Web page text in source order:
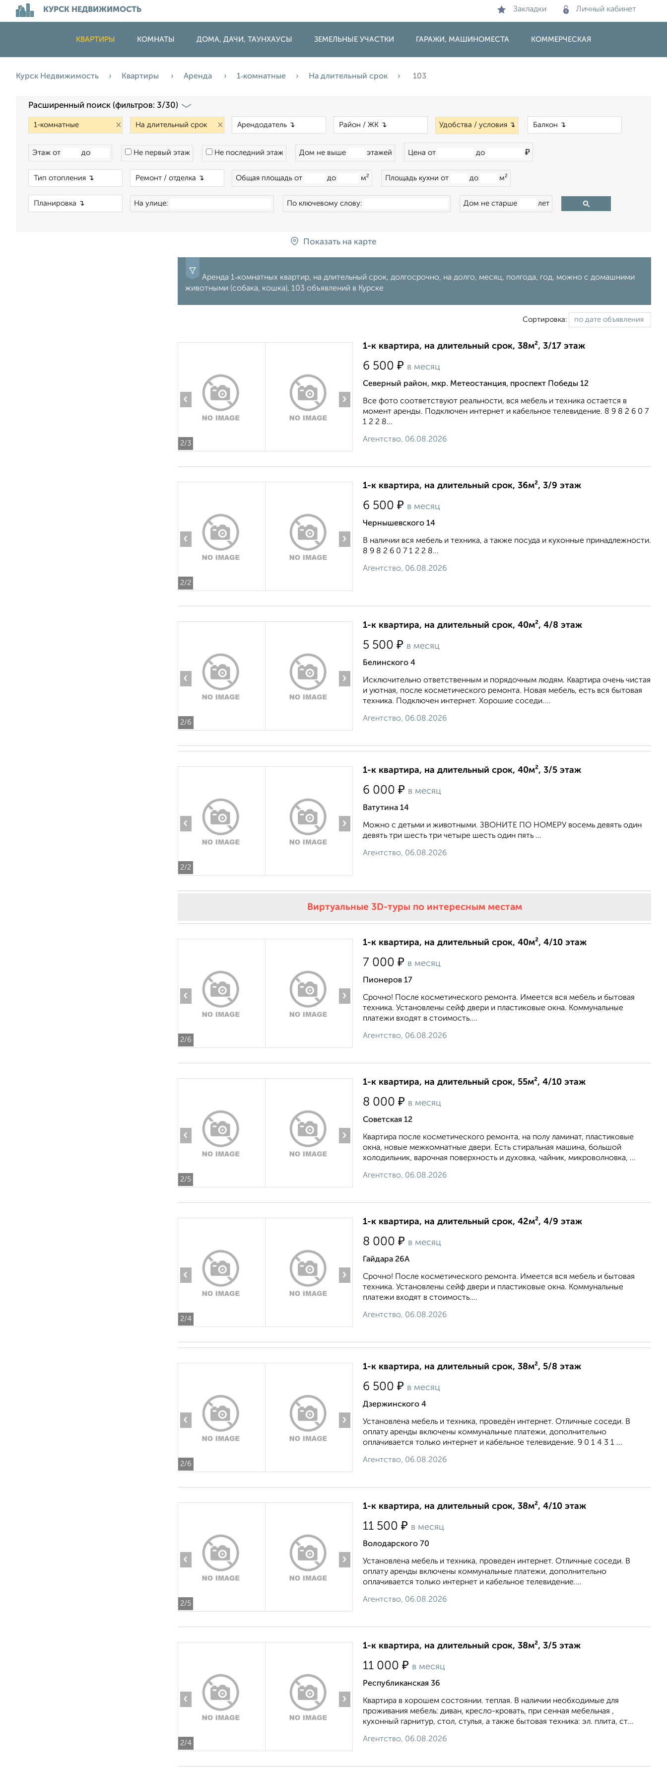
КУРСК НЕДВИЖИМОСТЬ Закладки Личный кабинет
КВАРТИРЫ КОМНАТЫ ДОМА, ДАЧИ, ТАУНХАУСЫ ЗЕМЕЛЬНЫЕ УЧАСТКИ ГАРАЖИ, МАШИНОМЕСТА КОММЕРЧЕСКАЯ
Курск Недвижимость Квартиры Аренда 1‑комнатные На длительный срок 103
Расширенный поиск (фильтров: 3/30)
× × Удобства / условия ↴
Этаж от до Не первый этаж Не последний этаж Дом не выше этажей Цена от до ₽
Общая площадь от до м² Площадь кухни от до м²
На улице: По ключевому слову: Дом не старше лет
Показать на карте
Аренда 1‑комнатных квартир, на длительный срок, долгосрочно, на долго, месяц, полгода, год, можно с домашними
животными (собака, кошка), 103 объявлений в Курске
Сортировка:
2/3
‹ ›
1-к квартира, на длительный срок, 38м², 3/17 этаж
6 500 ₽ в месяц
Северный район, мкр. Метеостанция, проспект Победы 12
Все фото соответствуют реальности, вся мебель и техника остается в
момент аренды. Подключен интернет и кабельное телевидение. 8 9 8 2 6 0 7
1 2 2 8...
Агентство, 06.08.2026
2/2
‹ ›
1-к квартира, на длительный срок, 36м², 3/9 этаж
6 500 ₽ в месяц
Чернышевского 14
В наличии вся мебель и техника, а также посуда и кухонные принадлежности.
8 9 8 2 6 0 7 1 2 2 8...
Агентство, 06.08.2026
2/6
‹ ›
1-к квартира, на длительный срок, 40м², 4/8 этаж
5 500 ₽ в месяц
Белинского 4
Исключительно ответственным и порядочным людям. Квартира очень чистая
и уютная, после косметического ремонта. Новая мебель, есть вся бытовая
техника. Подключен интернет. Хорошие соседи....
Агентство, 06.08.2026
2/2
‹ ›
1-к квартира, на длительный срок, 40м², 3/5 этаж
6 000 ₽ в месяц
Ватутина 14
Можно с детьми и животными. ЗВОНИТЕ ПО НОМЕРУ восемь девять один
девять три шесть три четыре шесть один пять ...
Агентство, 06.08.2026
Виртуальные 3D-туры по интересным местам
2/6
‹ ›
1-к квартира, на длительный срок, 40м², 4/10 этаж
7 000 ₽ в месяц
Пионеров 17
Срочно! После косметического ремонта. Имеется вся мебель и бытовая
техника. Установлены сейф двери и пластиковые окна. Коммунальные
платежи входят в стоимость....
Агентство, 06.08.2026
2/5
‹ ›
1-к квартира, на длительный срок, 55м², 4/10 этаж
8 000 ₽ в месяц
Советская 12
Квартира после косметического ремонта, на полу ламинат, пластиковые
окна, новые межкомнатные двери. Есть стиральная машина, большой
холодильник, варочная поверхность и духовка, чайник, микроволновка, ...
Агентство, 06.08.2026
2/4
‹ ›
1-к квартира, на длительный срок, 42м², 4/9 этаж
8 000 ₽ в месяц
Гайдара 26А
Срочно! После косметического ремонта. Имеется вся мебель и бытовая
техника. Установлены сейф двери и пластиковые окна. Коммунальные
платежи входят в стоимость....
Агентство, 06.08.2026
2/6
‹ ›
1-к квартира, на длительный срок, 38м², 5/8 этаж
6 500 ₽ в месяц
Дзержинского 4
Установлена мебель и техника, проведён интернет. Отличные соседи. В
оплату аренды включены коммунальные платежи, дополнительно
оплачивается только интернет и кабельное телевидение. 9 0 1 4 3 1 ...
Агентство, 06.08.2026
2/5
‹ ›
1-к квартира, на длительный срок, 38м², 4/10 этаж
11 500 ₽ в месяц
Володарского 70
Установлена мебель и техника, проведен интернет. Отличные соседи. В
оплату аренды включены коммунальные платежи, дополнительно
оплачивается только интернет и кабельное телевидение....
Агентство, 06.08.2026
2/4
‹ ›
1-к квартира, на длительный срок, 38м², 3/5 этаж
11 000 ₽ в месяц
Республиканская 36
Квартира в хорошем состоянии. теплая. В наличии необходимые для
проживания мебель: диван, кресло-кровать, при сенная мебельная ,
кухонный гарнитур, стол, стулья, а также бытовая техника: эл. плита, ст...
Агентство, 06.08.2026